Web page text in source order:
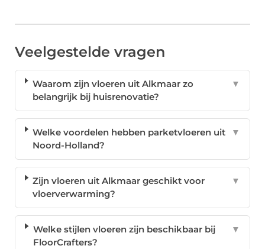
Veelgestelde vragen
Waarom zijn vloeren uit Alkmaar zo
belangrijk bij huisrenovatie?
▼
Welke voordelen hebben parketvloeren uit
Noord-Holland?
▼
Zijn vloeren uit Alkmaar geschikt voor
vloerverwarming?
▼
Welke stijlen vloeren zijn beschikbaar bij
FloorCrafters?
▼